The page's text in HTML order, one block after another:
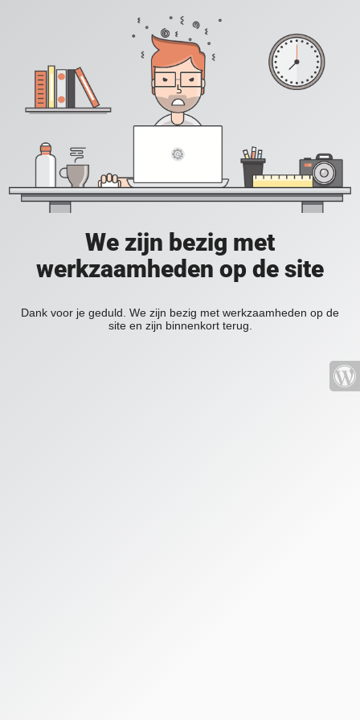
We zijn bezig met
werkzaamheden op de site
Dank voor je geduld. We zijn bezig met werkzaamheden op de
site en zijn binnenkort terug.